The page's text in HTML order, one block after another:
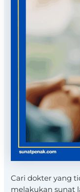
Cari dokter yang
melakukan sunat